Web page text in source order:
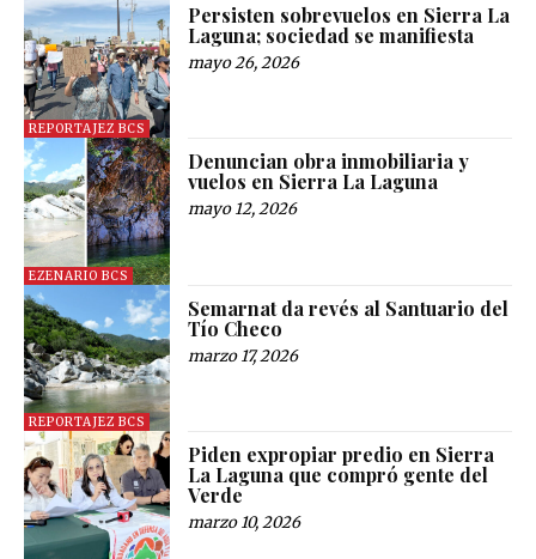
REPORTAJEZ BCS
Persisten sobrevuelos en Sierra La
Laguna; sociedad se manifiesta
mayo 26, 2026
EZENARIO BCS
Denuncian obra inmobiliaria y
vuelos en Sierra La Laguna
mayo 12, 2026
REPORTAJEZ BCS
Semarnat da revés al Santuario del
Tío Checo
marzo 17, 2026
Piden expropiar predio en Sierra
La Laguna que compró gente del
Verde
marzo 10, 2026